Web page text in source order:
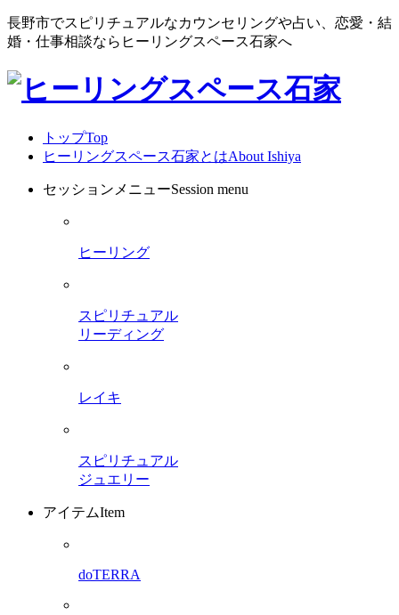
長野市でスピリチュアルなカウンセリングや占い、恋愛・結
婚・仕事相談ならヒーリングスペース石家へ
トップTop
ヒーリングスペース石家とはAbout Ishiya
セッションメニューSession menu
ヒーリング
スピリチュアル
リーディング
レイキ
スピリチュアル
ジュエリー
アイテムItem
doTERRA